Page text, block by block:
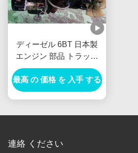
ディーゼル 6BT 日本製
エンジン 部品 トラック
バス用 ロング ブロック
発電機
最高 の 価格 を 入手 する
連絡 ください